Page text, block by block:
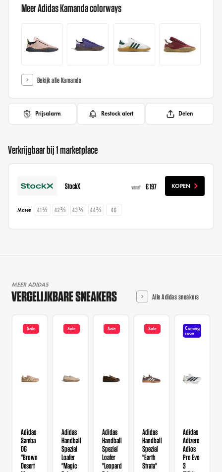
Meer Adidas Kamanda colorways
Bekijk alle Kamanda
Prijsalarm Restock alert Delen
Verkrijgbaar bij 1 marketplace
StockX vanaf € 197 KOPEN
Maten 41⅓ 42⅔ 43⅓ 44⅔ 46
MEER ADIDAS
VERGELIJKBARE SNEAKERS Alle Adidas sneakers
Sale
Adidas
Samba
OG
"Brown
Desert
Sale
Adidas
Handball
Spezial
Loafer
"Magic
Sale
Adidas
Handball
Spezial
Loafer
"Leopard
Sale
Adidas
Handball
Spezial
"Earth
Strata"
Coming
soon
Adidas
Adizero
Adios
Pro Evo
3